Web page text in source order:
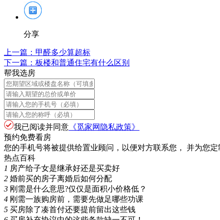
分享
上一篇： 甲醛多少算超标
下一篇： 板楼和普通住宅有什么区别
帮我选房
我已阅读并同意 《觅家网隐私政策》
预约免费看房
您的手机号将被提供给置业顾问，以便对方联系您， 并为您定
热点百科
1 房产给子女是继承好还是买卖好
2 婚前买的房子离婚后如何分配
3 刚需是什么意思?仅仅是面积小价格低？
4 刚需一族购房前，需要先做足哪些功课
5 买房除了凑首付还要提前留出这些钱